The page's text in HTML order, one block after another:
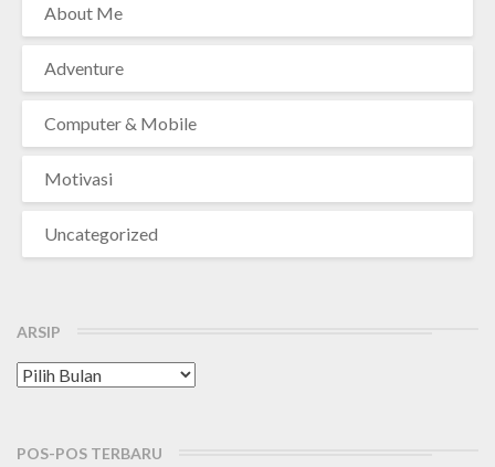
About Me
Adventure
Computer & Mobile
Motivasi
Uncategorized
ARSIP
Arsip
POS-POS TERBARU